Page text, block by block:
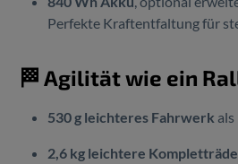
Perfekte Kraftentfaltung für
🏁 Agilität wie ein
530 g leichteres Fahrwerk
2,6 kg leichtere